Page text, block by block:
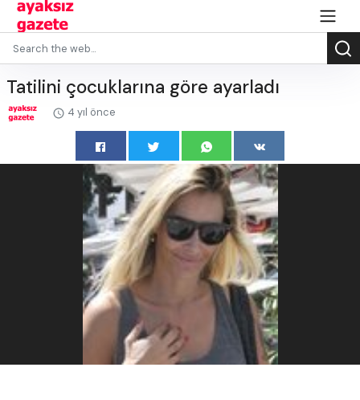
Tatilini çocuklarına göre ayarladı
4 yıl önce